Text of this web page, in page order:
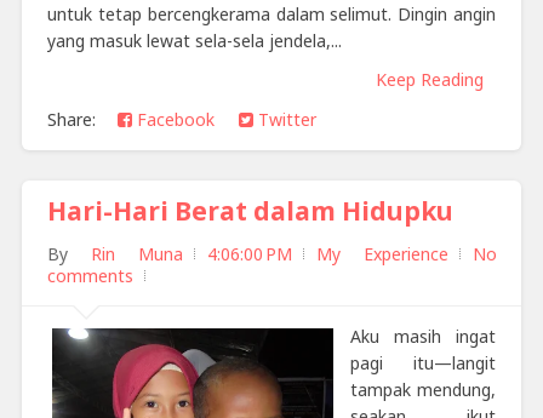
untuk tetap bercengkerama dalam selimut. Dingin angin
yang masuk lewat sela-sela jendela,...
Keep Reading
Share:
Facebook Twitter
Hari-Hari Berat dalam Hidupku
By Rin Muna 4:06:00 PM My Experience
No
comments
Aku masih ingat
pagi itu—langit
tampak mendung,